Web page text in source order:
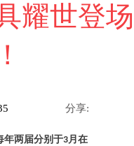
耀世登
分享:
年两届分别于3月在